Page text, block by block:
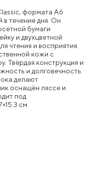
формата A6
в течение дня. Он
бумаги
и двухцветной
чтения и восприятия.
кожи с
Твёрдая конструкция и
и долговечность.
делают
оснащён ляссе и
под
см.